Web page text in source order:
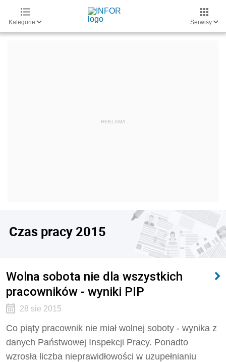
Kategorie Serwisy
Czas pracy 2015
Wolna sobota nie dla wszystkich
pracowników - wyniki PIP
28 sie 2015
Co piąty pracownik nie miał wolnej soboty - wynika z
danych Państwowej Inspekcji Pracy. Ponadto
wzrosła liczba nieprawidłowości w uzupełnianiu